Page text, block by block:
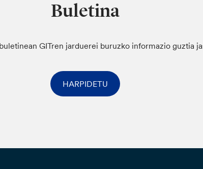
Buletina
GITren jarduerei buruzko informazio guztia
HARPIDETU